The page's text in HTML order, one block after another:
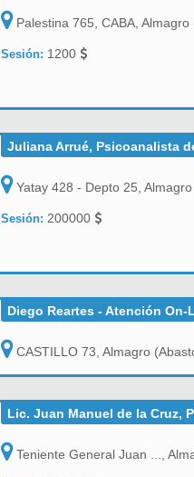
Palestina 765, CABA, Almagro
Sesión: 1200
Juliana Arrué, Psicoanalista
Yatay 428 - Depto 25,
Sesión: 200000
Diego Reartes - Atención
CASTILLO 73, Almagro
Lic. Juan Manuel de la Cruz,
Teniente General Juan ...,